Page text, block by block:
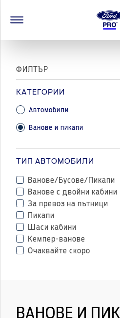
ФИЛТЪР
КАТЕГОРИИ
Автомобили
Ванове и пикапи
ТИП АВТОМОБИЛИ
Ванове/Бусове/Пикапи
Ванове с двойни кабини
За превоз на пътници
Пикапи
Шаси кабини
Кемпер-ванове
Очаквайте скоро
ВАНОВЕ И